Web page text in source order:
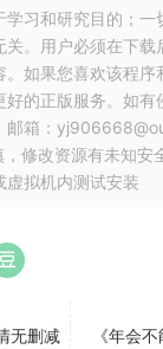
习和研究目的；一
关。用户必须在下载
。如果您喜欢该程序
好的正版服务。如有
邮箱：
修改资源有未知安
虚拟机内测试安装
无删减
《年会